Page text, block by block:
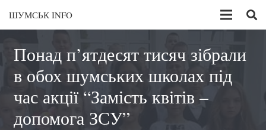
ШУМСЬК INFO
Понад п’ятдесят тисяч зібрали
в обох шумських школах під
час акції “Замість квітів –
допомога ЗСУ”